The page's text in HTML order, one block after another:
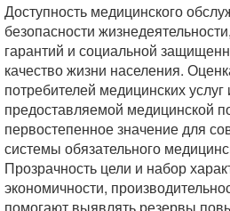
Доступность медицинского
безопасности
гарантий и социальной
качество жизни населения.
потребителей медицинских
предоставляемой медицинской
первостепенное значение для
системы обязательного
Прозрачность цели и набор
экономичности,